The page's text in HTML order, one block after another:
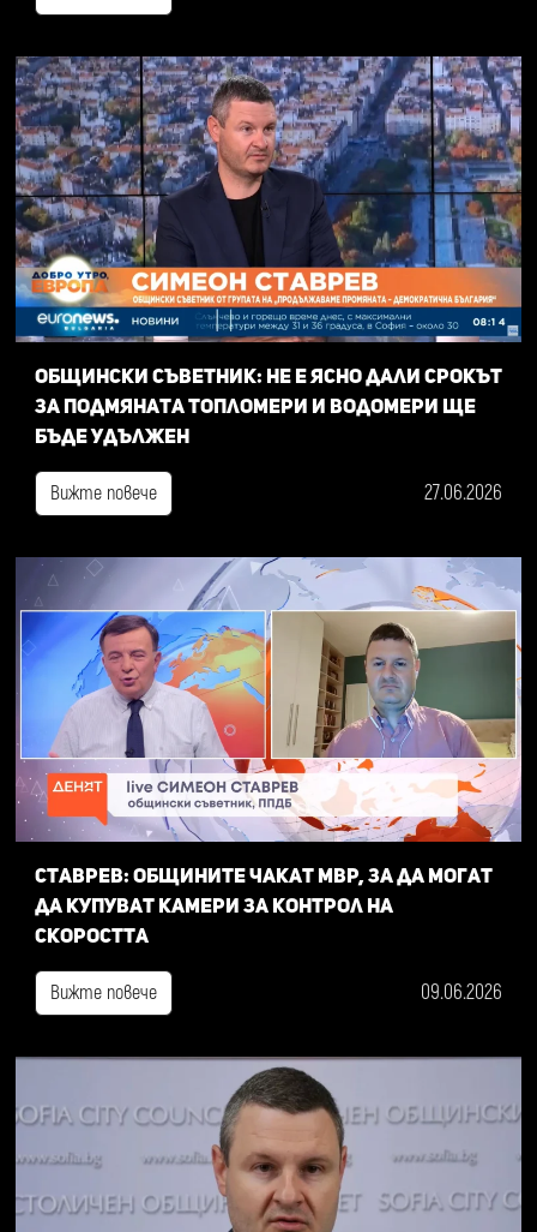
Общински съветник: Не е ясно дали срокът
за подмяната топломери и водомери ще
бъде удължен
Вижте повече 27.06.2026
Ставрев: общините чакат МВР, за да могат
да купуват камери за контрол на
скоростта
Вижте повече 09.06.2026